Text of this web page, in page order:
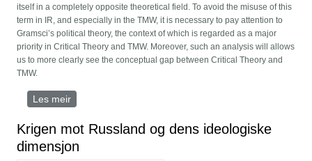
itself in a completely opposite theoretical field. To avoid the misuse of this
term in IR, and especially in the TMW, it is necessary to pay attention to
Gramsci’s political theory, the context of which is regarded as a major
priority in Critical Theory and TMW. Moreover, such an analysis will allows
us to more clearly see the conceptual gap between Critical Theory and
TMW.
Les meir
Krigen mot Russland og dens ideologiske
dimensjon